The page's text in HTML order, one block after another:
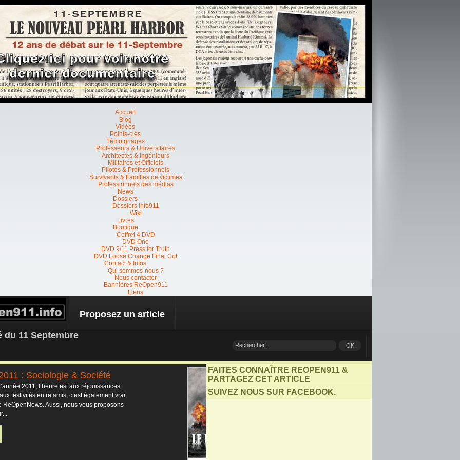
Accueil
Blog
Vidéos
Points-clés
Témoignages
Professeurs & Universitaires
Architectes & Ingénieurs
Militaires et Officiels
Pilotes & Professionnels
Survivants & Familles de victimes
Professionnels des médias
News
Dossiers
Dossiers Info911
Wiki
Livres
Boutique
Coffret 4 DVD
DVD One
DVD 9/11 Press for Truth
DVD Loose Change Final Cut
Contact & Infos
Qui sommes-nous ?
Nous contacter
Bannières ReOpen911
Liens
Proposez un article
du 11 Septembre
: Sociologie & Société
2011, l’heure est aux réjouissances
festivités entre amis, c’est également vrai
ReOpenNews. Aussi, nous vous proposons
FAITES CONNAÎTRE REOPEN911 &
PARTAGEZ CET ARTICLE
SUIVEZ NOUS SUR FACEBOOK.